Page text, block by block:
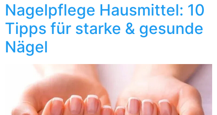
Nagelpflege Hausmittel: 10
Tipps für starke & gesunde
Nägel